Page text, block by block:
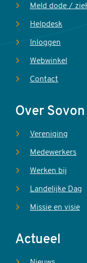
Meld dode /
Helpdesk
Inloggen
Webwinkel
Contact
Over Sovon
Vereniging
Medewerkers
Werken bij
Landelijke Dag
Missie en visie
Actueel